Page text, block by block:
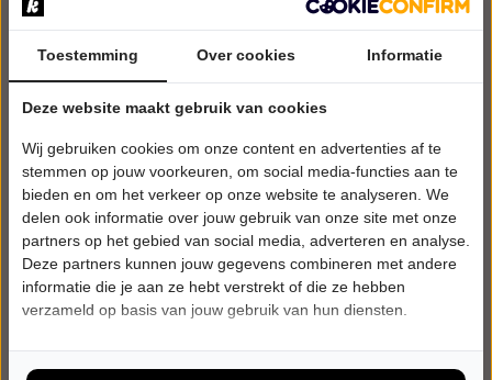
Try-out
Meer info
Toestemming Over cookies Informatie
Deze website maakt gebruik van cookies
Wij gebruiken cookies om onze content en advertenties af te
stemmen op jouw voorkeuren, om social media-functies aan te
bieden en om het verkeer op onze website te analyseren. We
delen ook informatie over jouw gebruik van onze site met onze
partners op het gebied van social media, adverteren en analyse.
Deze partners kunnen jouw gegevens combineren met andere
informatie die je aan ze hebt verstrekt of die ze hebben
verzameld op basis van jouw gebruik van hun diensten.